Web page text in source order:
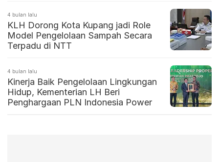
4 bulan lalu
KLH Dorong Kota Kupang jadi Role
Model Pengelolaan Sampah Secara
Terpadu di NTT
4 bulan lalu
Kinerja Baik Pengelolaan Lingkungan
Hidup, Kementerian LH Beri
Penghargaan PLN Indonesia Power